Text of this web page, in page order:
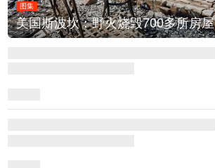
图集
美国斯波坎：野火烧毁700多所房屋